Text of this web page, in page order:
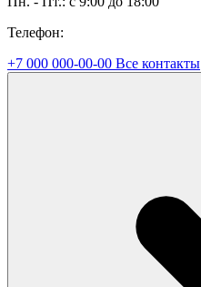
Телефон:
+7 000 000-00-00 Все контакты